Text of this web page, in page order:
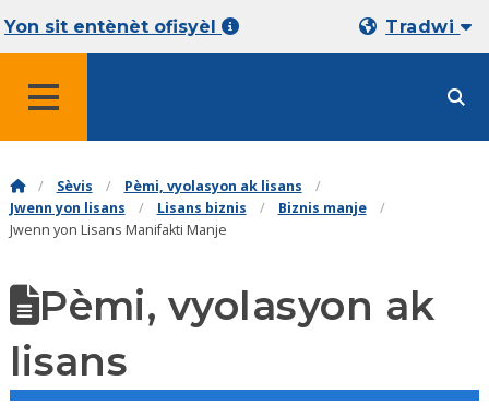
Yon sit entènèt ofisyèl Tradwi
Sèvis
Pèmi, vyolasyon ak lisans
Jwenn yon lisans
Lisans biznis
Biznis manje
Jwenn yon Lisans Manifakti Manje
Pèmi, vyolasyon ak
lisans